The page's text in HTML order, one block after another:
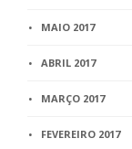
MAIO 2017
ABRIL 2017
MARÇO 2017
FEVEREIRO 2017